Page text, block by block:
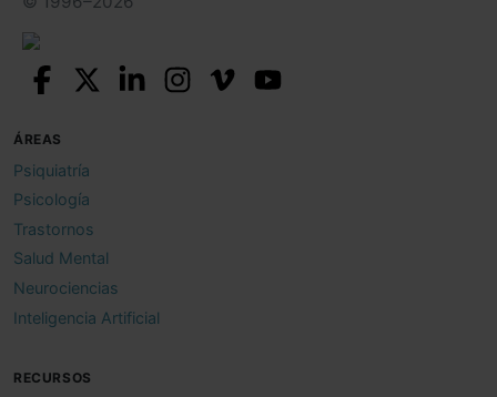
ÁREAS
Psiquiatría
Psicología
Trastornos
Salud Mental
Neurociencias
Inteligencia Artificial
RECURSOS